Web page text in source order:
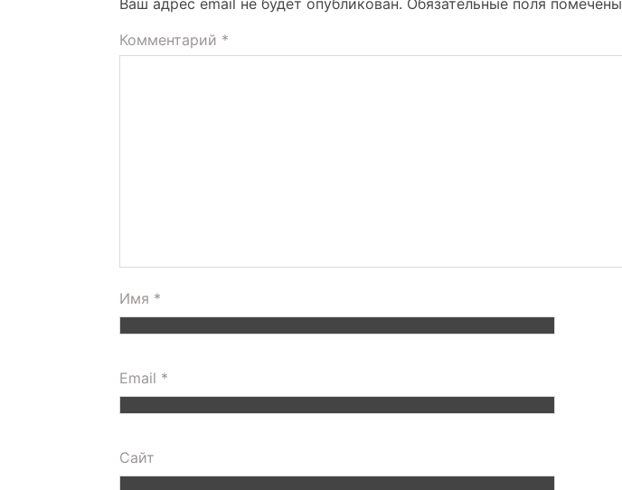
Ваш адрес email не будет опубликован. Обязательные поля помечены
Комментарий *
Имя *
Email *
Сайт